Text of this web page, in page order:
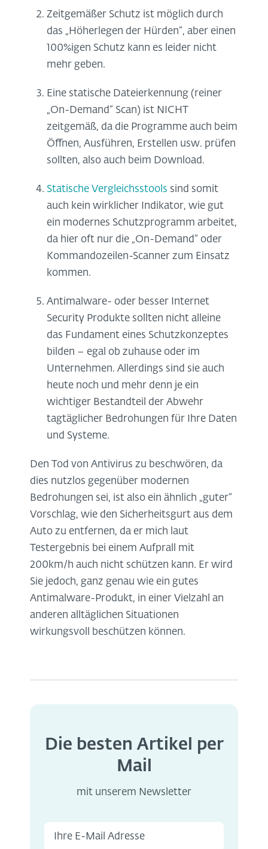
Zeitgemäßer Schutz ist möglich durch
das „Höherlegen der Hürden“, aber einen
100%igen Schutz kann es leider nicht
mehr geben.
Eine statische Dateierkennung (reiner
„On-Demand“ Scan) ist NICHT
zeitgemäß, da die Programme auch beim
Öffnen, Ausführen, Erstellen usw. prüfen
sollten, also auch beim Download.
Statische Vergleichsstools sind somit
auch kein wirklicher Indikator, wie gut
ein modernes Schutzprogramm arbeitet,
da hier oft nur die „On-Demand“ oder
Kommandozeilen-Scanner zum Einsatz
kommen.
Antimalware- oder besser Internet
Security Produkte sollten nicht alleine
das Fundament eines Schutzkonzeptes
bilden – egal ob zuhause oder im
Unternehmen. Allerdings sind sie auch
heute noch und mehr denn je ein
wichtiger Bestandteil der Abwehr
tagtäglicher Bedrohungen für Ihre Daten
und Systeme.
Den Tod von Antivirus zu beschwören, da
dies nutzlos gegenüber modernen
Bedrohungen sei, ist also ein ähnlich „guter“
Vorschlag, wie den Sicherheitsgurt aus dem
Auto zu entfernen, da er mich laut
Testergebnis bei einem Aufprall mit
200km/h auch nicht schützen kann. Er wird
Sie jedoch, ganz genau wie ein gutes
Antimalware-Produkt, in einer Vielzahl an
anderen alltäglichen Situationen
wirkungsvoll beschützen können.
Die besten Artikel per
Mail
mit unserem Newsletter